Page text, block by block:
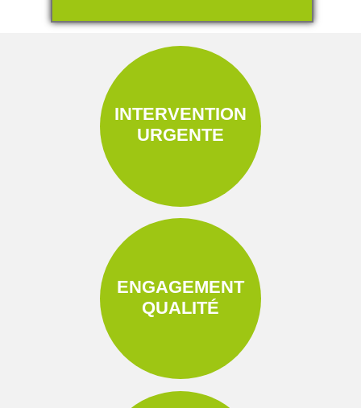
INTERVENTION
URGENTE
ENGAGEMENT
QUALITÉ